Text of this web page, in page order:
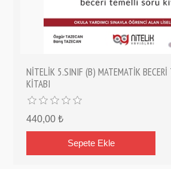
NİTELİK 5.SINIF (B) MATEMATİK BECERİ
KİTABI
440,00 ₺